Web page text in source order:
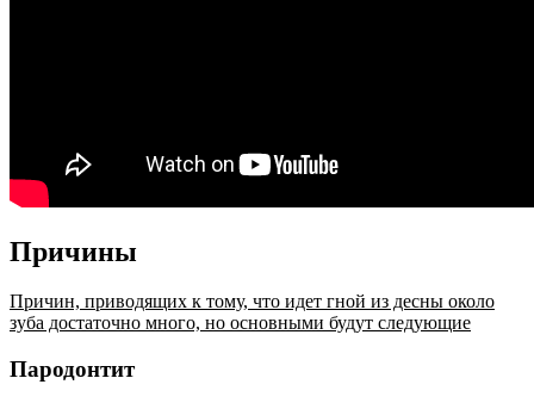
Причины
Причин, приводящих к тому, что идет гной из десны около
зуба достаточно много, но основными будут следующие
Пародонтит